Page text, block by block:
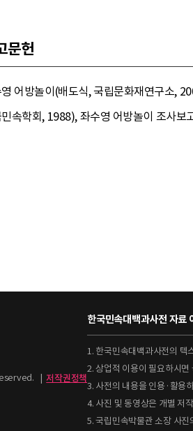
문헌
어방놀이(배도식, 국립문화재연구소,
속학회, 1988), 좌수영 어방놀이 조사보
| 저작권정책
한국민속대백과사전 자료
1. 한국민속대백과사전의 텍
2. 상업적 이용이 필요하시면
3. 사전의 내용을 인용·활용
4. 사진 및 동영상은 개별 저
5. 국립민속박물관 소장 사